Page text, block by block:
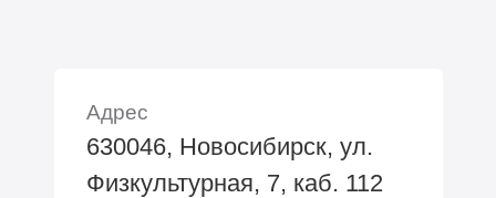
Адрес
630046, Новосибирск, ул.
Физкультурная, 7, каб. 112